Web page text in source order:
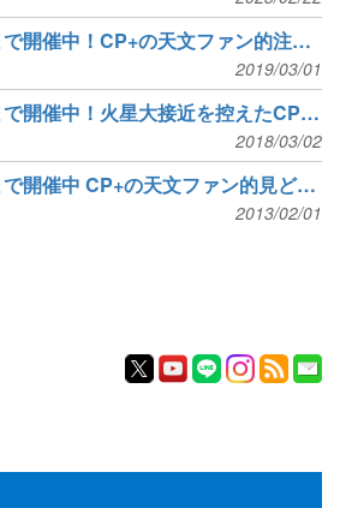
3日（日）まで開催中！CP+の天文ファン的注目ポイント
2019/03/01
4日（日）まで開催中！火星大接近を控えたCP+で天体写真がトレンド
2018/03/02
3日（日）まで開催中 CP+の天文ファン的見どころと講演会
2013/02/01